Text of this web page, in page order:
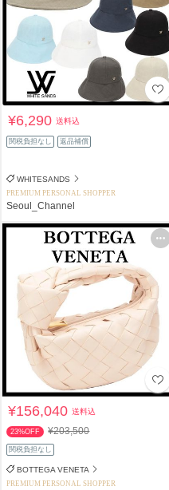
¥6,290送料込
関税負担なし 返品補償
WHITESANDS
PREMIUM PERSONAL SHOPPER
Seoul_Channel
¥156,040送料込
23%OFF ¥203,500
関税負担なし
BOTTEGA VENETA
PREMIUM PERSONAL SHOPPER